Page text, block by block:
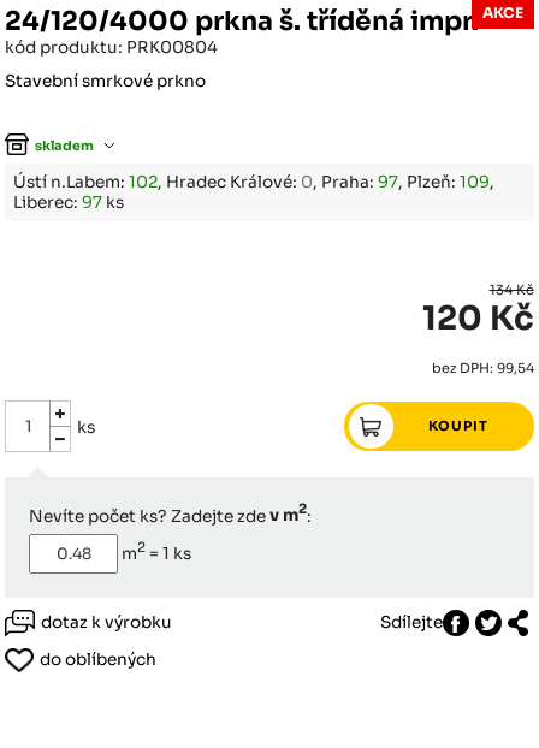
24/120/4000 prkna š. tříděná impr.
kód produktu: PRK00804
Stavební smrkové prkno
skladem
Ústí n.Labem:102, Hradec Králové: 0, Praha:97, Plzeň:109,
Liberec:97 ks
AKCE
134 Kč
120 Kč
bez DPH: 99,54
ks
Nevíte počet ks? Zadejte zdev m2:
m2 =1 ks
dotaz k výrobku
Sdílejte
do oblíbených